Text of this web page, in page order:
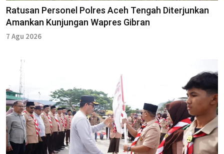
Ratusan Personel Polres Aceh Tengah Diterjunkan
Amankan Kunjungan Wapres Gibran
7 Agu 2026